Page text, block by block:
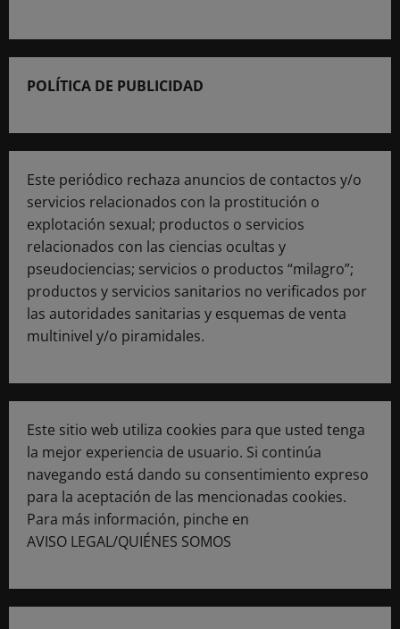
POLÍTICA DE PUBLICIDAD
Este periódico rechaza anuncios de contactos y/o
servicios relacionados con la prostitución o
explotación sexual; productos o servicios
relacionados con las ciencias ocultas y
pseudociencias; servicios o productos “milagro”;
productos y servicios sanitarios no verificados por
las autoridades sanitarias y esquemas de venta
multinivel y/o piramidales.
Este sitio web utiliza cookies para que usted tenga
la mejor experiencia de usuario. Si continúa
navegando está dando su consentimiento expreso
para la aceptación de las mencionadas cookies.
Para más información, pinche en
AVISO LEGAL/QUIÉNES SOMOS